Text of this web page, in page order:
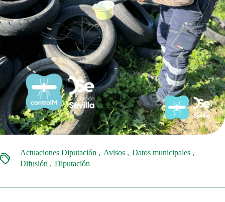
Actuaciones Diputación Avisos
Datos municipales
Difusión
Diputación